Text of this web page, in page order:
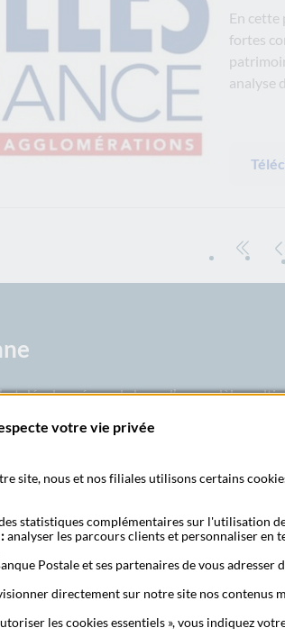
En cette
fortes
analyse
développée sur la base d’un modèle
unique et original sur le marché
Rechercher un bureau de poste
CandidatsProtection des
votre vie privée
site, nous et nos filiales utilisons certains
statistiques complémentaires sur l'utilisation
analyser les parcours clients et personnaliser en
Postale et ses partenaires de vous
directement sur notre site nos contenus
les cookies essentiels », vous indiquez